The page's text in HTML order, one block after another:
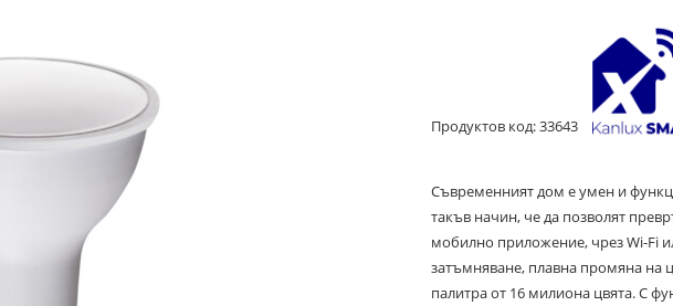
Продуктов код: 33643
Съвременният дом е умен и
такъв начин, че да позволят
мобилно приложение, чрез Wi-Fi
затъмняване, плавна промяна на
палитра от 16 милиона цвята. С